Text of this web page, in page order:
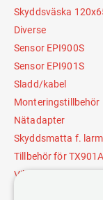
Skyddsväska
Diverse
Sensor EPI900S
Sensor EPI901S
Sladd/kabel
Monteringstillbehör
Nätadapter
Skyddsmatta f.
Tillbehör för TX901A
Vibrator